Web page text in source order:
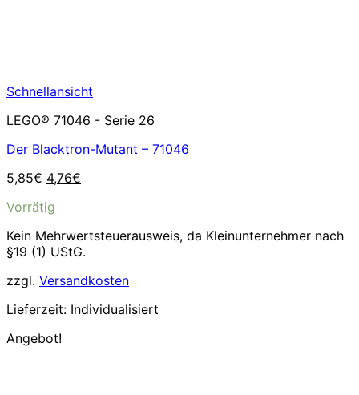
Schnellansicht
LEGO® 71046 - Serie 26
Der Blacktron-Mutant – 71046
5,85€ Ursprünglicher
war:
4,76€
Vorrätig
Kein Mehrwertsteuerausweis, da Kleinunternehmer nach
§19 (1) UStG.
zzgl. Versandkosten
Lieferzeit: Individualisiert
Angebot!